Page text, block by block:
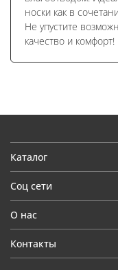
носки как в
Не упустите
качество и комфорт!
Каталог
Соц сети
О нас
Контакты